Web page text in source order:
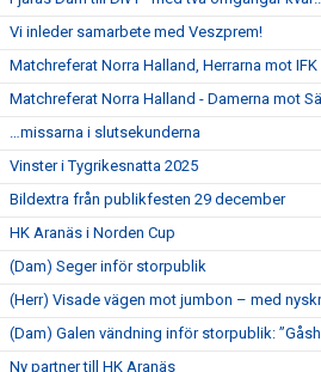
Vi inleder samarbete med Veszprem!
Matchreferat Norra Halland, Herrarna mot
Matchreferat Norra Halland - Damerna mot
…missarna i slutsekunderna
Vinster i Tygrikesnatta 2025
Bildextra från publikfesten 29 december
HK Aranäs i Norden Cup
(Dam) Seger inför storpublik
(Herr) Visade vägen mot jumbon – med
(Dam) Galen vändning inför storpublik:
Ny partner till HK Aranäs